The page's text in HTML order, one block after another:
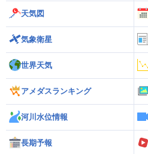
天気図
気象衛星
世界天気
アメダスランキング
河川水位情報
長期予報